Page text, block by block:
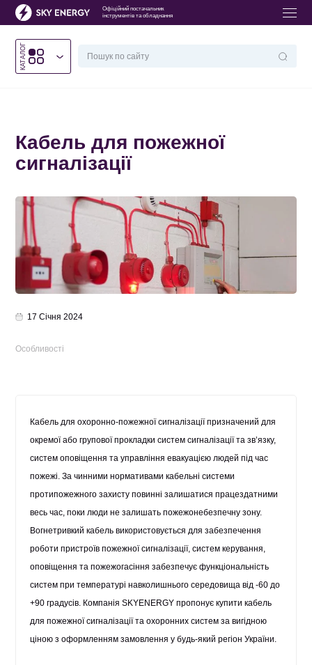
Офіційний постачальник
інструментів та обладнання
КАТАЛОГ
Кабель для пожежної
сигналізації
17 Січня 2024
Особливості
Кабель для охоронно-пожежної сигналізаціїпризначений для
окремої або групової прокладки систем сигналізації та зв’язку,
систем оповіщення та управління евакуацією людей під час
пожежі. За чинними нормативами кабельні системи
протипожежного захисту повинні залишатися працездатними
весь час, поки люди не залишать пожежонебезпечну зону.
Вогнетривкий кабель використовується для забезпечення
роботи пристроїв пожежної сигналізації, систем керування,
оповіщення та пожежогасіння забезпечує функціональність
систем при температурі навколишнього середовища від -60 до
+90 градусів. Компанія SKYENERGY пропонуєкупити кабель
для пожежної сигналізаціїта охоронних систем за вигідною
ціною з оформленням замовлення у будь-який регіон України.